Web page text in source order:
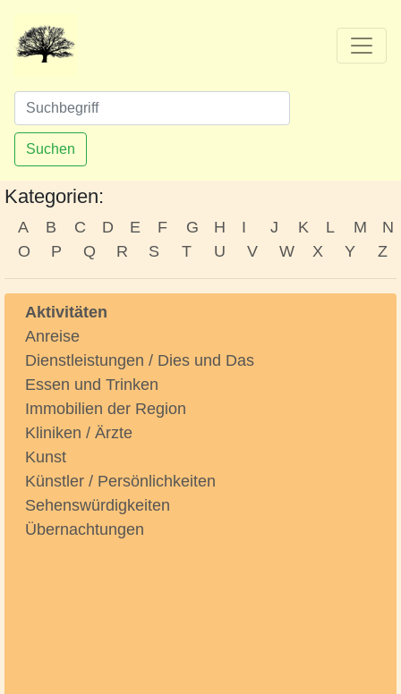
Suchen
Kategorien:
A B C D E F G H I J K L M
N
O
P Q R S T U V W X Y Z
Aktivitäten
Anreise
Dienstleistungen / Dies und Das
Essen und Trinken
Immobilien der Region
Kliniken / Ärzte
Kunst
Künstler / Persönlichkeiten
Sehenswürdigkeiten
Übernachtungen